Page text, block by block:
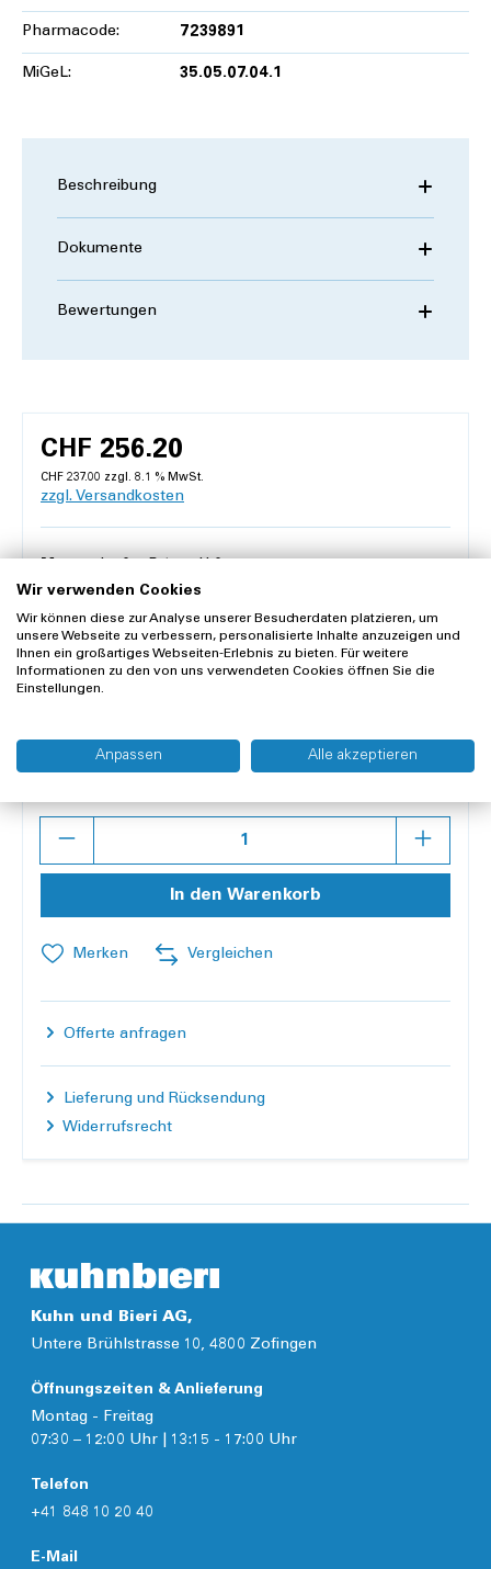
Pharmacode: 7239891
MiGeL: 35.05.07.04.1
Beschreibung
Dokumente
Bewertungen
CHF 256.20
CHF 237.00 zzgl. 8.1 % MwSt.
zzgl. Versandkosten
L 20 x B 15 x H 0.2 cm
9 Stück an Lager
In den Warenkorb
Merken Vergleichen
Offerte anfragen
Lieferung und Rücksendung
Widerrufsrecht
Kuhn und Bieri AG,
Untere Brühlstrasse 10, 4800 Zofingen
Öffnungszeiten & Anlieferung
Montag - Freitag
07:30 – 12:00 Uhr | 13:15 - 17:00 Uhr
Telefon
+41 848 10 20 40
E-Mail
Wir verwenden Cookies
Wir können diese zur Analyse unserer Besucherdaten platzieren, um
unsere Webseite zu verbessern, personalisierte Inhalte anzuzeigen und
Ihnen ein großartiges Webseiten-Erlebnis zu bieten. Für weitere
Informationen zu den von uns verwendeten Cookies öffnen Sie die
Einstellungen.
Anpassen Alle akzeptieren